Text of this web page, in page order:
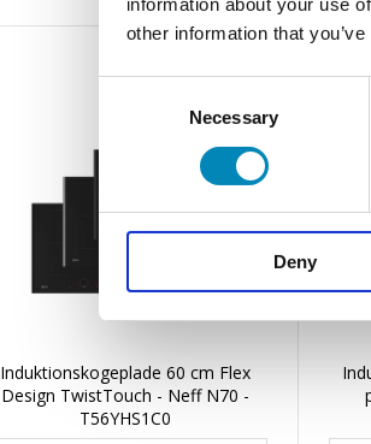
information about your use
other information that
Necessary
Deny
Induktionskogeplade 60 cm Flex
Design TwistTouch - Neff N70 -
T56YHS1C0